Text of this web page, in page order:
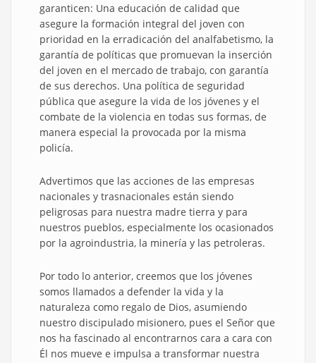
garanticen: Una educación de calidad que
asegure la formación integral del joven con
prioridad en la erradicación del analfabetismo, la
garantía de políticas que promuevan la inserción
del joven en el mercado de trabajo, con garantía
de sus derechos. Una política de seguridad
pública que asegure la vida de los jóvenes y el
combate de la violencia en todas sus formas, de
manera especial la provocada por la misma
policía.
Advertimos que las acciones de las empresas
nacionales y trasnacionales están siendo
peligrosas para nuestra madre tierra y para
nuestros pueblos, especialmente los ocasionados
por la agroindustria, la minería y las petroleras.
Por todo lo anterior, creemos que los jóvenes
somos llamados a defender la vida y la
naturaleza como regalo de Dios, asumiendo
nuestro discipulado misionero, pues el Señor que
nos ha fascinado al encontrarnos cara a cara con
Él nos mueve e impulsa a transformar nuestra